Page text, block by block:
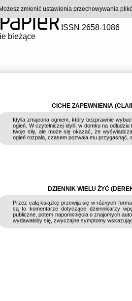
ISSN 2658-1086
bieżące
CICHE ZAPEWNIENIA
Idylla zmącona ogniem, który bezprawnie
ogień. W czytelniczej idylli, w domku na
twoje siły, ale może się okazać, że
ogień rozpala, czasem pozwala mu przygasnąć,
DZIENNIK WIELU ŻYĆ
Przez całą książkę przewija się w różnych
są to komentarze dotyczące dziennikarzy
publiczne, potem napomknięcia o znajomych
wydawałoby się, zwyczajne symptomy
zmienić ustawienia przechowywania